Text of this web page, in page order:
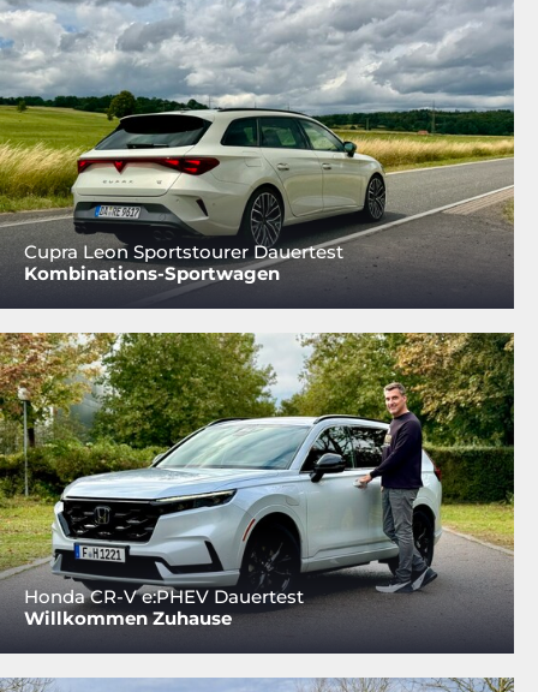
Cupra Leon Sportstourer Dauertest
Kombinations-Sportwagen
Honda CR-V e:PHEV Dauertest
Willkommen Zuhause